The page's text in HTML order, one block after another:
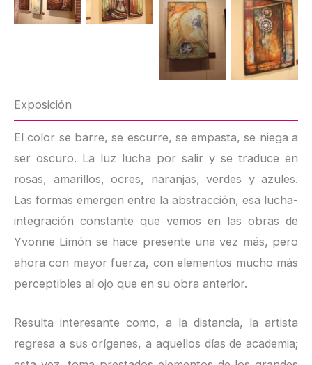
Exposición
El color se barre, se escurre, se empasta, se niega a
ser oscuro. La luz lucha por salir y se traduce en
rosas, amarillos, ocres, naranjas, verdes y azules.
Las formas emergen entre la abstracción, esa lucha-
integración constante que vemos en las obras de
Yvonne Limón se hace presente una vez más, pero
ahora con mayor fuerza, con elementos mucho más
perceptibles al ojo que en su obra anterior.
Resulta interesante como, a la distancia, la artista
regresa a sus orígenes, a aquellos días de academia;